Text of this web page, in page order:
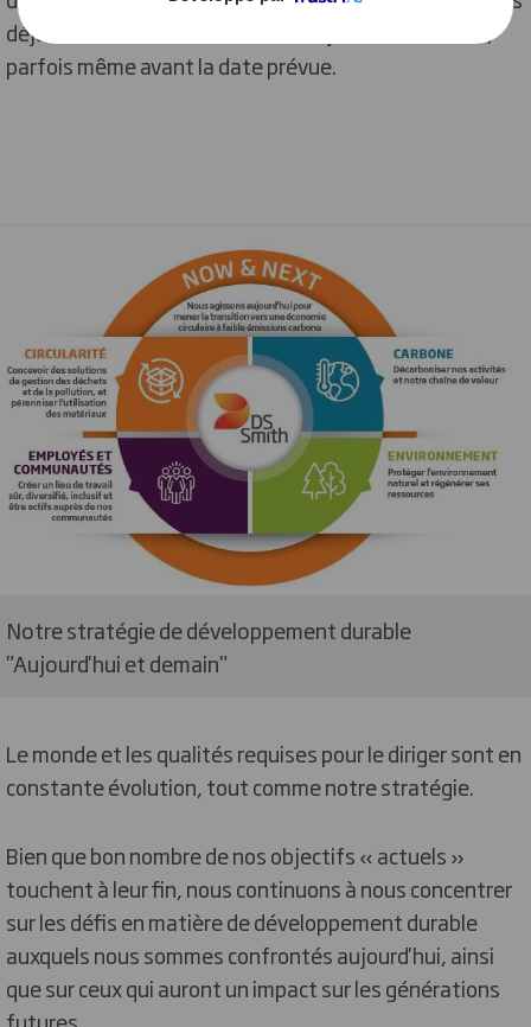
déjà atteint bon nombre de nos objectifs ambitieux,
parfois même avant la date prévue.
Notre stratégie de développement durable
"Aujourd'hui et demain"
Le monde et les qualités requises pour le diriger sont en
constante évolution, tout comme notre stratégie.
Bien que bon nombre de nos objectifs « actuels »
touchent à leur fin, nous continuons à nous concentrer
sur les défis en matière de développement durable
auxquels nous sommes confrontés aujourd'hui, ainsi
que sur ceux qui auront un impact sur les générations